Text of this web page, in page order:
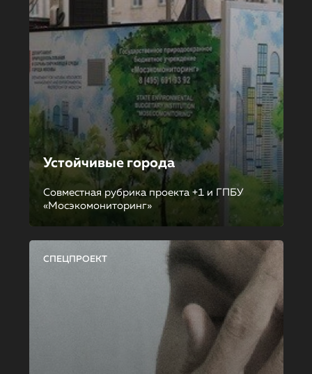
Устойчивые города
Совместная рубрика проекта +1 и ГПБУ
«Мосэкомониторинг»
СПЕЦПРОЕКТ